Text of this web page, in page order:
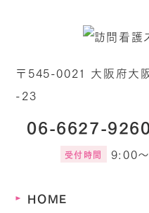
〒545-0021 大阪府大
-23
06-6627-
受付時間 9:00～
HOME